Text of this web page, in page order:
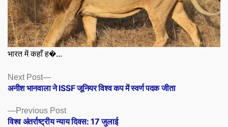
भारत में कहाँ ह�...
Posts
navigation
Previous PostPrevious
post:
विश्व अंतर्राष्ट्रीय न्याय दिवस: 17 जुलाई
Next Post
Next
post:
अनीश भानवाला ने ISSF जूनियर विश्व कप में स्वर्ण पदक जीता